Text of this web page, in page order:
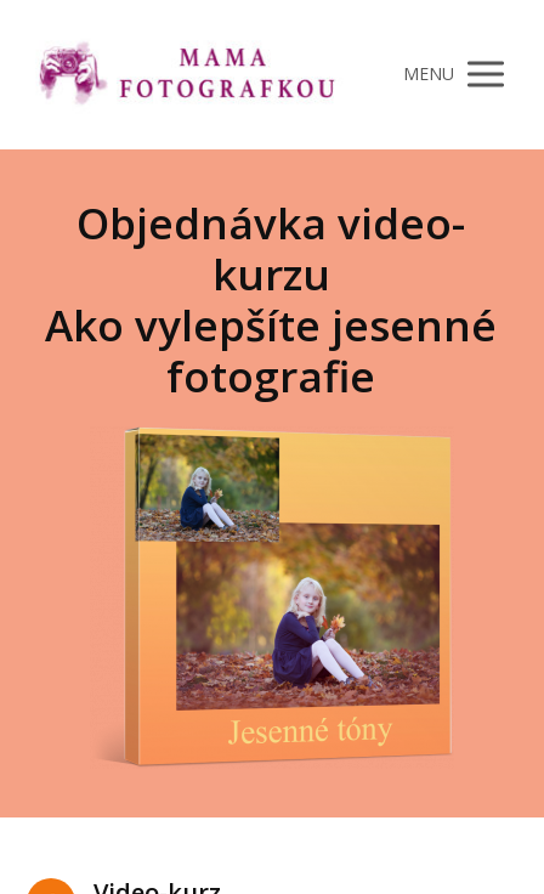
MENU
Objednávka video-
kurzu
Ako vylepšíte jesenné
fotografie